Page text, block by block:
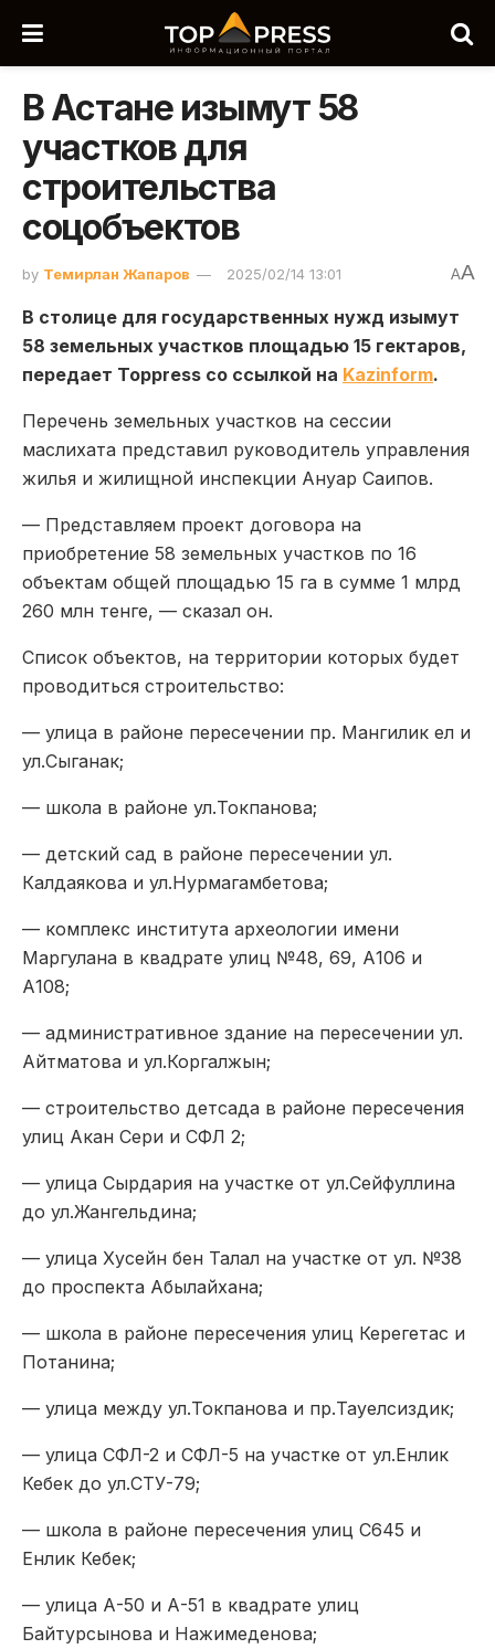
В Астане изымут 58
участков для
строительства
соцобъектов
by Темирлан Жапаров 2025/02/14 13:01 AA
В столице для государственных нужд изымут
58 земельных участков площадью 15 гектаров,
передает Toppress со ссылкой на Kazinform.
Перечень земельных участков на сессии
маслихата представил руководитель управления
жилья и жилищной инспекции Ануар Саипов.
— Представляем проект договора на
приобретение 58 земельных участков по 16
объектам общей площадью 15 га в сумме 1 млрд
260 млн тенге, — сказал он.
Список объектов, на территории которых будет
проводиться строительство:
— улица в районе пересечении пр. Мангилик ел и
ул.Сыганак;
— школа в районе ул.Токпанова;
— детский сад в районе пересечении ул.
Калдаякова и ул.Нурмагамбетова;
— комплекс института археологии имени
Маргулана в квадрате улиц №48, 69, А106 и
А108;
— административное здание на пересечении ул.
Айтматова и ул.Коргалжын;
— строительство детсада в районе пересечения
улиц Акан Сери и СФЛ 2;
— улица Сырдария на участке от ул.Сейфуллина
до ул.Жангельдина;
— улица Хусейн бен Талал на участке от ул. №38
до проспекта Абылайхана;
— школа в районе пересечения улиц Керегетас и
Потанина;
— улица между ул.Токпанова и пр.Тауелсиздик;
— улица СФЛ-2 и СФЛ-5 на участке от ул.Енлик
Кебек до ул.СТУ-79;
— школа в районе пересечения улиц С645 и
Енлик Кебек;
— улица А-50 и А-51 в квадрате улиц
Байтурсынова и Нажимеденова;